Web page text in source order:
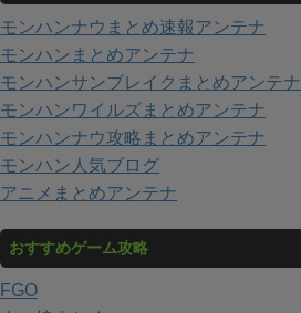
モンハンナウまとめ速報アンテナ
モンハンまとめアンテナ
モンハンサンブレイクまとめアンテナ
モンハンワイルズまとめアンテナ
モンハンナウ攻略まとめアンテナ
モンハン人気ブログ
アニメまとめアンテナ
おすすめゲーム攻略
FGO